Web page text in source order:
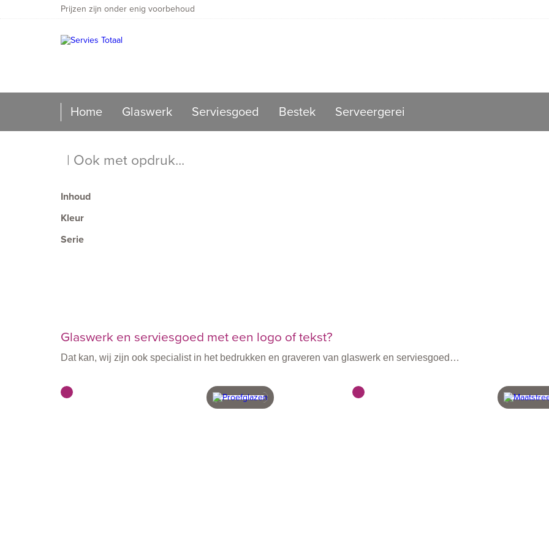
Prijzen zijn onder enig voorbehoud
Home Glaswerk Serviesgoed Bestek Serveergerei
| Ook met opdruk...
Inhoud
Kleur
Serie
Glaswerk en serviesgoed met een logo of tekst?
Dat kan, wij zijn ook specialist in het bedrukken en graveren van glaswerk en serviesgoed…